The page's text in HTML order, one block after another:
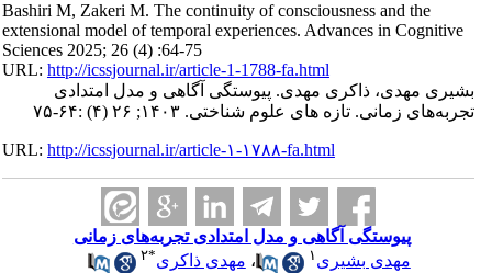
Bashiri M, Zakeri M. The continuity of consciousness and the
extensional model of temporal experiences. Advances in Cognitive
Sciences 2025; 26 (4) :64-75
URL:http://icssjournal.ir/article-1-1788-fa.html
بشیری مهدی، ذاکری مهدی. پیوستگی آگاهی و مدل امتدادی
تجربه‌های زمانی. تازه های علوم شناختی. ۱۴۰۳; ۲۶ (۴) :۶۴-۷۵
URL:http://icssjournal.ir/article-۱-۱۷۸۸-fa.html
پیوستگی آگاهی و مدل امتدادی تجربه‌های زمانی
مهدی بشیری۱ ،مهدی ذاکری* ۲